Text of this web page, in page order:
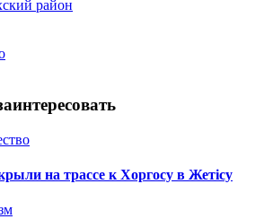
район
на трассе к Хоргосу в Жетісу